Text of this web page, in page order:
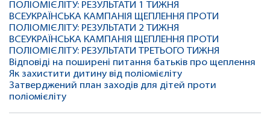
ПОЛІОМІЄЛІТУ: РЕЗУЛЬТАТИ 1 ТИЖНЯ
ВСЕУКРАЇНСЬКА КАМПАНІЯ ЩЕПЛЕННЯ ПРОТИ
ПОЛІОМІЄЛІТУ: РЕЗУЛЬТАТИ 2 ТИЖНЯ
ВСЕУКРАЇНСЬКА КАМПАНІЯ ЩЕПЛЕННЯ ПРОТИ
ПОЛІОМІЄЛІТУ: РЕЗУЛЬТАТИ ТРЕТЬОГО ТИЖНЯ
Відповіді на поширені питання батьків про щеплення
Як захистити дитину від поліомієліту
Затверджений план заходів для дітей проти
поліомієліту